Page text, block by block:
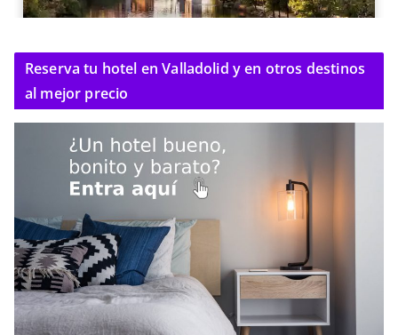
Reserva tu hotel en Valladolid y en otros destinos
al mejor precio